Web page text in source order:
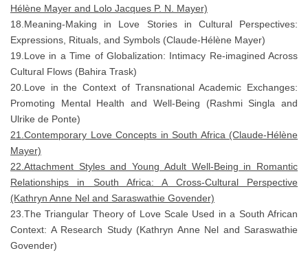
Hélène Mayer and Lolo Jacques P. N. Mayer)
18.Meaning-Making in Love Stories in Cultural Perspectives:
Expressions, Rituals, and Symbols (Claude-Hélène Mayer)
19.Love in a Time of Globalization: Intimacy Re-imagined Across
Cultural Flows (Bahira Trask)
20.Love in the Context of Transnational Academic Exchanges:
Promoting Mental Health and Well-Being (Rashmi Singla and
Ulrike de Ponte)
21.Contemporary Love Concepts in South Africa (Claude-Hélène
Mayer)
22.Attachment Styles and Young Adult Well-Being in Romantic
Relationships in South Africa: A Cross-Cultural Perspective
(Kathryn Anne Nel and Saraswathie Govender)
23.The Triangular Theory of Love Scale Used in a South African
Context: A Research Study (Kathryn Anne Nel and Saraswathie
Govender)